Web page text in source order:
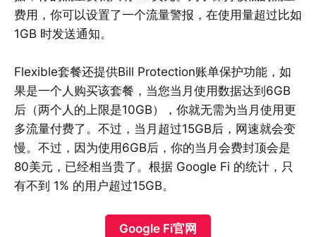
费用，你可以设置了一个流量警报，在使用量超过比如
1GB 时发送通知。
Flexible套餐还提供Bill Protection账单保护功能，如
果是一个人购买该套餐，当您当月使用数据达到6GB
后（两个人的上限是10GB），你就无需为当月使用更
多流量付费了。不过，当月超过15GB后，网速就会变
慢。不过，因为使用6GB后，你的当月会费封顶会是
80美元，已经相当贵了。根据 Google Fi 的统计，只
有不到 1% 的用户超过15GB。
Google Fi官网